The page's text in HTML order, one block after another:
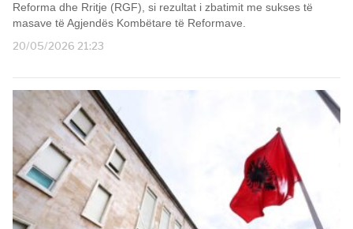
Reforma dhe Rritje (RGF), si rezultat i zbatimit me sukses të
masave të Agjendës Kombëtare të Reformave.
20/05/2026 21:23